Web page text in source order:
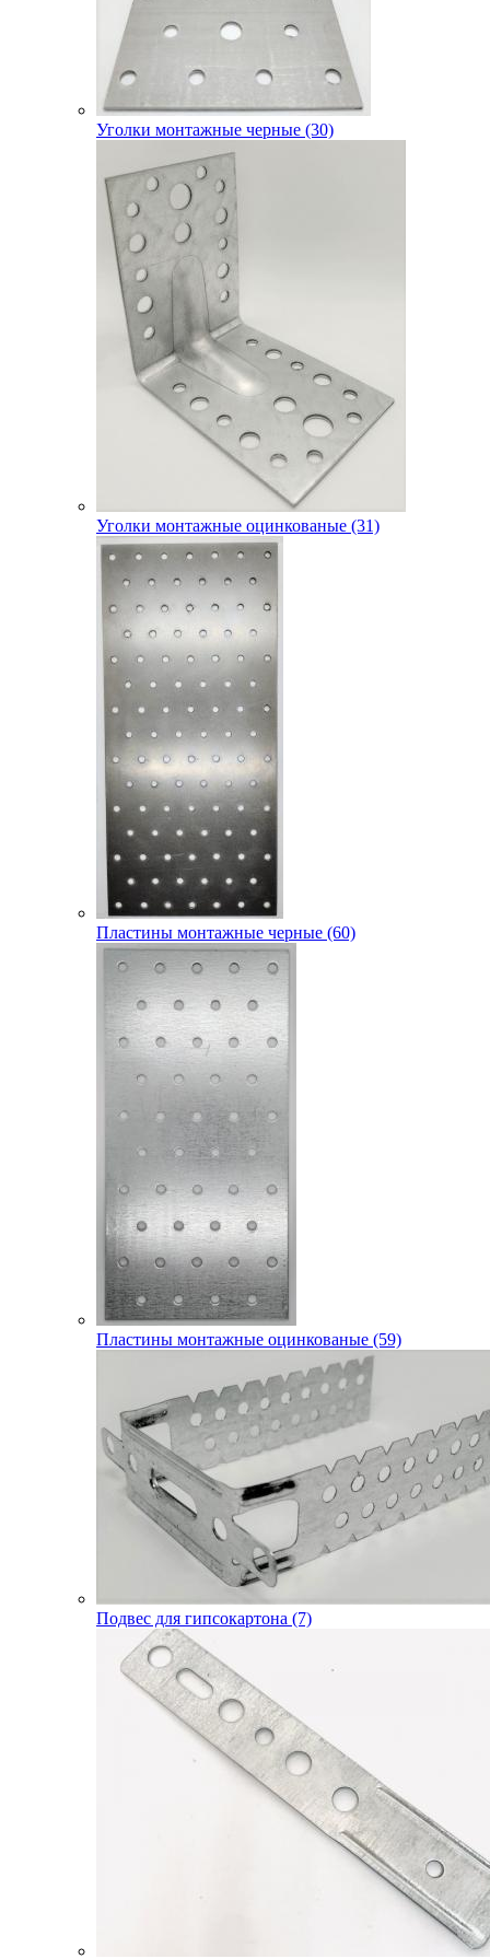
Уголки монтажные черные (30)
Уголки монтажные оцинкованые (31)
Пластины монтажные черные (60)
Пластины монтажные оцинкованые (59)
Подвес для гипсокартона (7)